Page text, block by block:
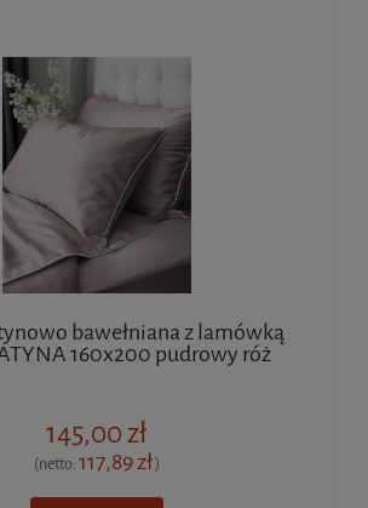
bawełniana z lamówką
160x200 pudrowy róż
145,00 zł
(netto:117,89 zł)